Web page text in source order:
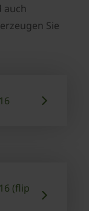
auch
Sie
(flip